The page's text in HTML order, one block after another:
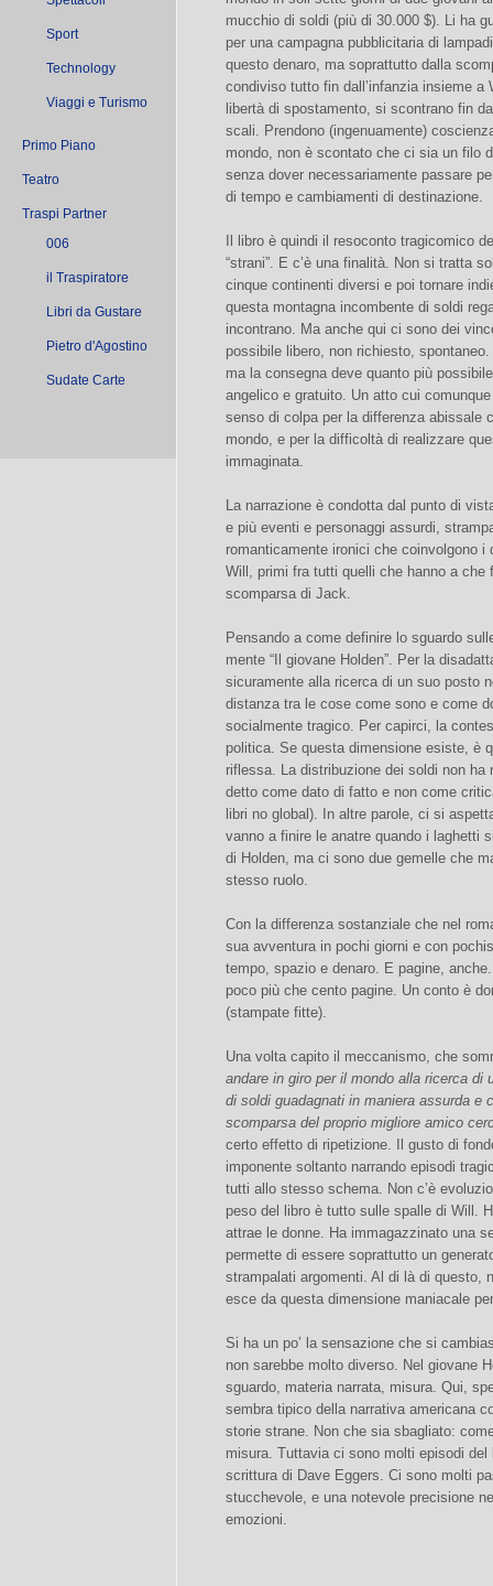
Sport
Technology
Viaggi e Turismo
Primo Piano
Teatro
Traspi Partner
006
il Traspiratore
Libri da Gustare
Pietro d'Agostino
Sudate Carte
mucchio di soldi (più di 30.000 $). Li ha
per una campagna pubblicitaria di
questo denaro, ma soprattutto dalla
condiviso tutto fin dall’infanzia insieme
libertà di spostamento, si scontrano fin
scali. Prendono (ingenuamente)
mondo, non è scontato che ci sia un filo
senza dover necessariamente passare
di tempo e cambiamenti di destinazione.
Il libro è quindi il resoconto tragicomico
“strani”. E c’è una finalità. Non si tratta
cinque continenti diversi e poi tornare
questa montagna incombente di soldi
incontrano. Ma anche qui ci sono dei
possibile libero, non richiesto,
ma la consegna deve quanto più
angelico e gratuito. Un atto cui
senso di colpa per la differenza abissale
mondo, e per la difficoltà di realizzare
immaginata.
La narrazione è condotta dal punto di
e più eventi e personaggi assurdi,
romanticamente ironici che coinvolgono
Will, primi fra tutti quelli che hanno a che
scomparsa di Jack.
Pensando a come definire lo sguardo
mente “Il giovane Holden”. Per la
sicuramente alla ricerca di un suo posto
distanza tra le cose come sono e come
socialmente tragico. Per capirci, la
politica. Se questa dimensione esiste, è
riflessa. La distribuzione dei soldi non
detto come dato di fatto e non come
libri no global). In altre parole, ci si
vanno a finire le anatre quando i laghetti
di Holden, ma ci sono due gemelle che
stesso ruolo.
Con la differenza sostanziale che nel
sua avventura in pochi giorni e con
tempo, spazio e denaro. E pagine,
poco più che cento pagine. Un conto è
(stampate fitte).
Una volta capito il meccanismo, che
andare in giro per il mondo alla ricerca di
di soldi guadagnati in maniera assurda e
scomparsa del proprio migliore amico
certo effetto di ripetizione. Il gusto di
imponente soltanto narrando episodi
tutti allo stesso schema. Non c’è
peso del libro è tutto sulle spalle di Will.
attrae le donne. Ha immagazzinato una
permette di essere soprattutto un
strampalati argomenti. Al di là di questo,
esce da questa dimensione maniacale
Si ha un po’ la sensazione che si
non sarebbe molto diverso. Nel giovane
sguardo, materia narrata, misura. Qui,
sembra tipico della narrativa americana
storie strane. Non che sia sbagliato:
misura. Tuttavia ci sono molti episodi
scrittura di Dave Eggers. Ci sono molti
stucchevole, e una notevole precisione
emozioni.